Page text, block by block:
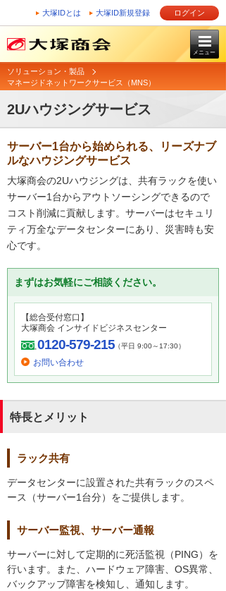
大塚IDとは 大塚ID新規登録 ログイン
メニュー
ソリューション・製品
マネージドネットワークサービス（MNS）
2Uハウジングサービス
サーバー1台から始められる、リーズナブ
ルなハウジングサービス
大塚商会の2Uハウジングは、共有ラックを使い
サーバー1台からアウトソーシングできるので
コスト削減に貢献します。サーバーはセキュリ
ティ万全なデータセンターにあり、災害時も安
心です。
まずはお気軽にご相談ください。
【総合受付窓口】
大塚商会 インサイドビジネスセンター
0120-579-215（平日 9:00～17:30）
お問い合わせ
特長とメリット
ラック共有
データセンターに設置された共有ラックのスペ
ース（サーバー1台分）をご提供します。
サーバー監視、サーバー通報
サーバーに対して定期的に死活監視（PING）を
行います。また、ハードウェア障害、OS異常、
バックアップ障害を検知し、通知します。